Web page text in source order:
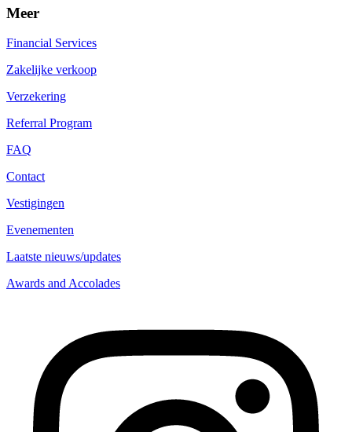
Meer
Financial Services
Zakelijke verkoop
Verzekering
Referral Program
FAQ
Contact
Vestigingen
Evenementen
Laatste nieuws/updates
Awards and Accolades